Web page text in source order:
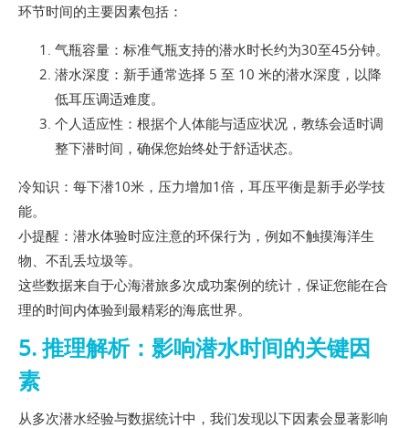
环节时间的主要因素包括：
气瓶容量：标准气瓶支持的潜水时长约为30至45分钟。
潜水深度：新手通常选择 5 至 10 米的潜水深度，以降
低耳压调适难度。
个人适应性：根据个人体能与适应状况，教练会适时调
整下潜时间，确保您始终处于舒适状态。
冷知识：每下潜10米，压力增加1倍，耳压平衡是新手必学技
能。
小提醒：潜水体验时应注意的环保行为，例如不触摸海洋生
物、不乱丢垃圾等。
这些数据来自于心海潜旅多次成功案例的统计，保证您能在合
理的时间内体验到最精彩的海底世界。
5. 推理解析：影响潜水时间的关键因
素
从多次潜水经验与数据统计中，我们发现以下因素会显著影响